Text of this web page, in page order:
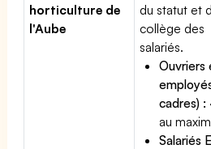
horticulture de
l'Aube
du statut et
collège des
salariés.
Ouvriers
cadres) :
au
Salariés